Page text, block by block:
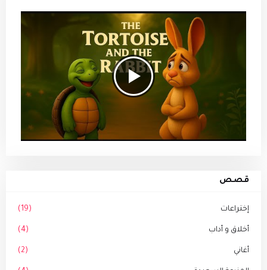
قصص
إختراعات (19)
أخلاق و أداب (4)
أغاني (2)